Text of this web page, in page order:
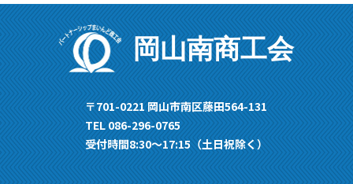
岡山南商工会
〒701-0221 岡山市南区藤田564-131
TEL 086-296-0765
受付時間8:30〜17:15（土日祝除く）